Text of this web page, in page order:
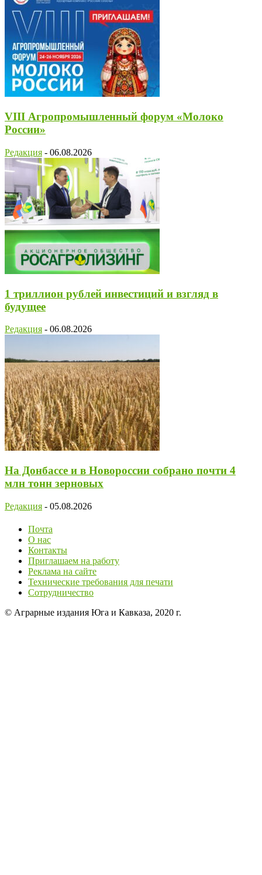
VIII Агропромышленный форум «Молоко
России»
Редакция - 06.08.2026
1 триллион рублей инвестиций и взгляд в
будущее
Редакция - 06.08.2026
На Донбассе и в Новороссии собрано почти 4
млн тонн зерновых
Редакция - 05.08.2026
Почта
О нас
Контакты
Приглашаем на работу
Реклама на сайте
Технические требования для печати
Сотрудничество
© Аграрные издания Юга и Кавказа, 2020 г.